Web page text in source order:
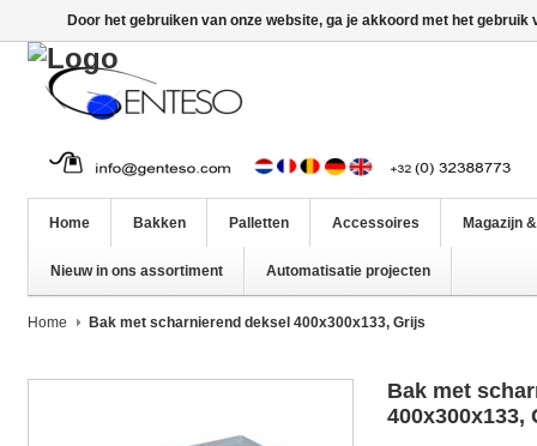
Home Bakken Palletten Accessoires Magazijn
Nieuw in ons assortiment Automatisatie projecten
Home Bak met scharnierend deksel 400x300x133, Grijs
Bak met
400x300x133,
Door het gebruiken van onze website, ga je akkoord met het